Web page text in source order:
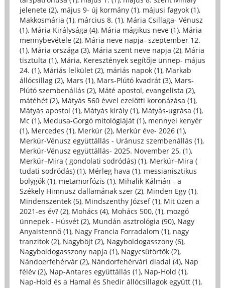
jelenete (2), május 9- új kormány (1), májusi fagyok (1),
Makkosmária (1), március 8. (1), Mária Csillaga- Vénusz
(1), Mária Királysága (4), Mária mágikus neve (1), Mária
mennybevétele (2), Mária neve napja- szeptember 12.
(1), Mária országa (3), Mária szent neve napja (2), Mária
tisztulta (1), Mária, Keresztények segítője ünnep- május
24. (1), Máriás lelkület (2), máriás napok (1), Markab
állócsillag (2), Mars (1), Mars-Plútó kvadrát (3), Mars-
Plútó szembenállás (2), Máté apostol, evangelista (2),
mátéhét (2), Mátyás 560 évvel ezelőtti koronázása (1),
Mátyás apostol (1), Mátyás király (1), Mátyás-ugrása (1),
Mc (1), Medusa-Gorgó mitológiáját (1), mennyei kenyér
(1), Mercedes (1), Merkúr (2), Merkúr éve- 2026 (1),
Merkúr-Vénusz együttállás - Uránusz szembenállás (1),
Merkúr-Vénusz együttállás- 2025. November 25, (1),
Merkúr–Mira ( gondolati sodródás) (1), Merkúr–Mira (
tudati sodródás) (1), Mérleg hava (1), messianisztikus
bolygók (1), metamorfózis (1), Mihalik Kálmán - a
Székely Himnusz dallamának szer (2), Minden Egy (1),
Mindenszentek (5), Mindszenthy József (1), Mit üzen a
2021-es év? (2), Mohács (4), Mohács 500, (1), mozgó
ünnepek - Húsvét (2), Mundán asztrológia (90), Nagy
Anyaistennő (1), Nagy Francia Forradalom (1), nagy
tranzitok (2), Nagyböjt (2), Nagyboldogasszony (6),
Nagyboldogasszony napja (1), Nagycsütörtök (2),
Nándoerfehérvár (2), Nándorfehérvári diadal (4), Nap
félév (2), Nap-Antares együttállás (1), Nap-Hold (1),
Nap-Hold és a Hamal és Shedir állócsillagok együtt (1),